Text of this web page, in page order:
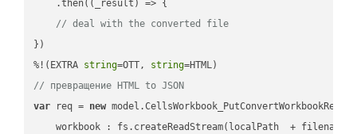
    .then(
( _result ) => {
// deal with the converted file
})
%!(EXTRA string=OTT, string
// превращение HTML to JSON
var req = new
workbook : fs.createReadStream(localPath  + filename